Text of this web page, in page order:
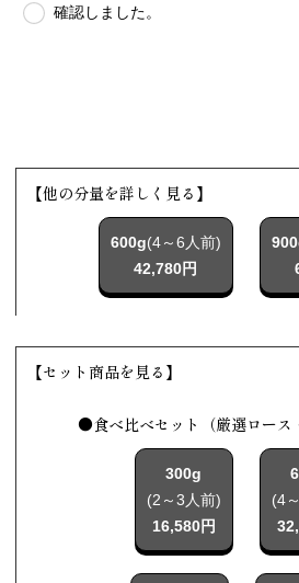
確認しました。
【他の分量を詳しく見る】
600g(4～6人前)
42,780円
【セット商品を見る】
●食べ比べセット（厳選ロース
300g
(2～3人前)
16,580円
(4